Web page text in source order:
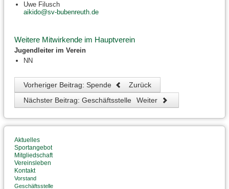
Uwe Filusch
aikido@sv-bubenreuth.de
Weitere Mitwirkende im Hauptverein
Jugendleiter im Verein
NN
Vorheriger Beitrag: Spende
Zurück
Nächster Beitrag: Geschäftsstelle
Weiter
Aktuelles
Sportangebot
Mitgliedschaft
Vereinsleben
Kontakt
Vorstand
Geschäftsstelle